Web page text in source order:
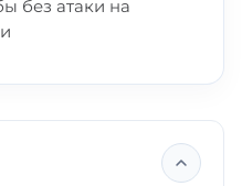
без атаки на